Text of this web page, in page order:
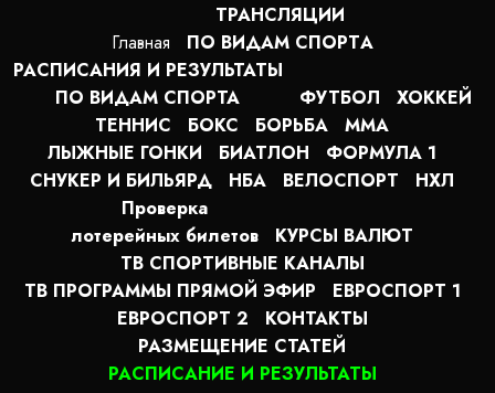
Главная
ТРАНСЛЯЦИИ
ПО ВИДАМ СПОРТA
РАСПИСАНИЯ И РЕЗУЛЬТАТЫ
ПО ВИДАМ СПОРТА
ФУТБОЛ
ХОККЕЙ
ТЕННИС
БОКС БОРЬБА
MMA
ЛЫЖНЫЕ ГОНКИ
БИАТЛОН
ФОРМУЛА 1
СНУКЕР И БИЛЬЯРД
НБА ВЕЛОСПОРТ
НХЛ
Проверка
лотерейных билетов
КУРСЫ ВАЛЮТ
ТВ СПОРТИВНЫЕ КАНАЛЫ
ТВ ПРОГРАММЫ ПРЯМОЙ ЭФИР
ЕВРОСПОРТ 1
ЕВРОСПОРТ 2
КОНТАКТЫ
РАЗМЕЩЕНИЕ СТАТЕЙ
РАСПИСАНИЕ И РЕЗУЛЬТАТЫ